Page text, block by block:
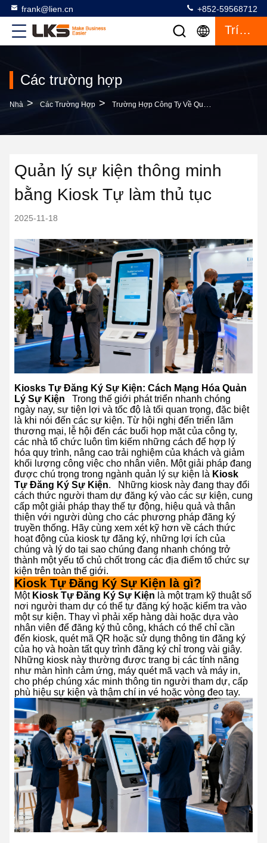
frank@lien.cn +852-59568712
Trích Dẫn
Các trường hợp
Nhà > Các Trường Hợp > Trường Hợp Công Ty Về Quản Lý Sự Kiện Thông Minh Bằng Kiosk Tự Làm Thủ Tục
Quản lý sự kiện thông minh
bằng Kiosk Tự làm thủ tục
2025-11-18
Kiosks Tự Đăng Ký Sự Kiện: Cách Mạng Hóa Quản
Lý Sự Kiện
Trong thế giới phát triển nhanh chóng
ngày nay, sự tiện lợi và tốc độ là tối quan trọng, đặc biệt
là khi nói đến các sự kiện. Từ hội nghị đến triển lãm
thương mại, lễ hội đến các buổi họp mặt của công ty,
các nhà tổ chức luôn tìm kiếm những cách để hợp lý
hóa quy trình, nâng cao trải nghiệm của khách và giảm
khối lượng công việc cho nhân viên. Một giải pháp đang
được chú trọng trong ngành quản lý sự kiện là Kiosk
Tự Đăng Ký Sự Kiện.
Những kiosk này đang thay đổi
cách thức người tham dự đăng ký vào các sự kiện, cung
cấp một giải pháp thay thế tự động, hiệu quả và thân
thiện với người dùng cho các phương pháp đăng ký
truyền thống. Hãy cùng xem xét kỹ hơn về cách thức
hoạt động của kiosk tự đăng ký, những lợi ích của
chúng và lý do tại sao chúng đang nhanh chóng trở
thành một yếu tố chủ chốt trong các địa điểm tổ chức sự
kiện trên toàn thế giới.
Kiosk Tự Đăng Ký Sự Kiện là gì?
Một Kiosk Tự Đăng Ký Sự Kiện là một trạm kỹ thuật số
nơi người tham dự có thể tự đăng ký hoặc kiểm tra vào
một sự kiện. Thay vì phải xếp hàng dài hoặc dựa vào
nhân viên để đăng ký thủ công, khách có thể chỉ cần
đến kiosk, quét mã QR hoặc sử dụng thông tin đăng ký
của họ và hoàn tất quy trình đăng ký chỉ trong vài giây.
Những kiosk này thường được trang bị các tính năng
như màn hình cảm ứng, máy quét mã vạch và máy in,
cho phép chúng xác minh thông tin người tham dự, cấp
phù hiệu sự kiện và thậm chí in vé hoặc vòng đeo tay.